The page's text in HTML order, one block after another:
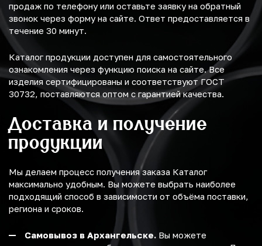
продаж по телефону или оставьте заявку на обратный
звонок через форму на сайте. Ответ предоставляется в
течение 30 минут.
Каталог продукции доступен для самостоятельного
ознакомления через функцию поиска на сайте. Все
изделия сертифицированы и соответствуют ГОСТ
30732, поставляются оптом с гарантией качества.
Доставка и получение
продукции
Мы делаем процесс получения заказа Каталог
максимально удобным. Вы можете выбрать наиболее
подходящий способ в зависимости от объёма поставки,
региона и сроков.
Самовывоз в Архангельске. Вы можете